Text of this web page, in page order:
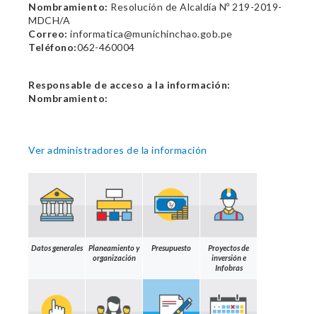
Nombramiento: Resolución de Alcaldía Nº 219-2019-
MDCH/A
Correo: informatica@munichinchao.gob.pe
Teléfono:062-460004
Responsable de acceso a la información:
Nombramiento:
Ver administradores de la información
Datos generales
Planeamiento y
organización
Presupuesto
Proyectos de
inversión e
Infobras